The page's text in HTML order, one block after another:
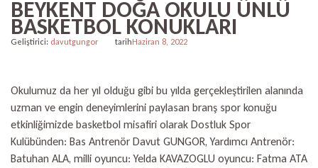
BEYKENT DOĞA OKULU ÜNLÜ
BASKETBOL KONUKLARI
Geliştirici: davutgungor tarihHaziran 8, 2022
Okulumuz da her yıl olduğu gibi bu yılda gerçekleştirilen alanında
uzman ve engin deneyimlerini paylasan branş spor konuğu
etkinliğimizde basketbol misafiri olarak Dostluk Spor
Kulübünden: Bas Antrenör Davut GUNGOR, Yardımcı Antrenör:
Batuhan ALA, milli oyuncu: Yelda KAVAZOGLU oyuncu: Fatma ATA